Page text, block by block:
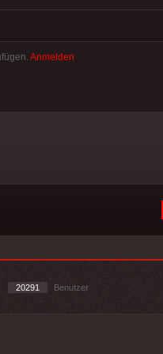
Anmelden
20291 Benutzer